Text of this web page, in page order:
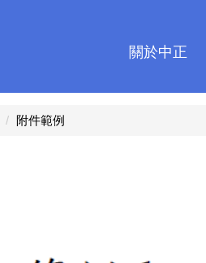
關於中正
附件範例